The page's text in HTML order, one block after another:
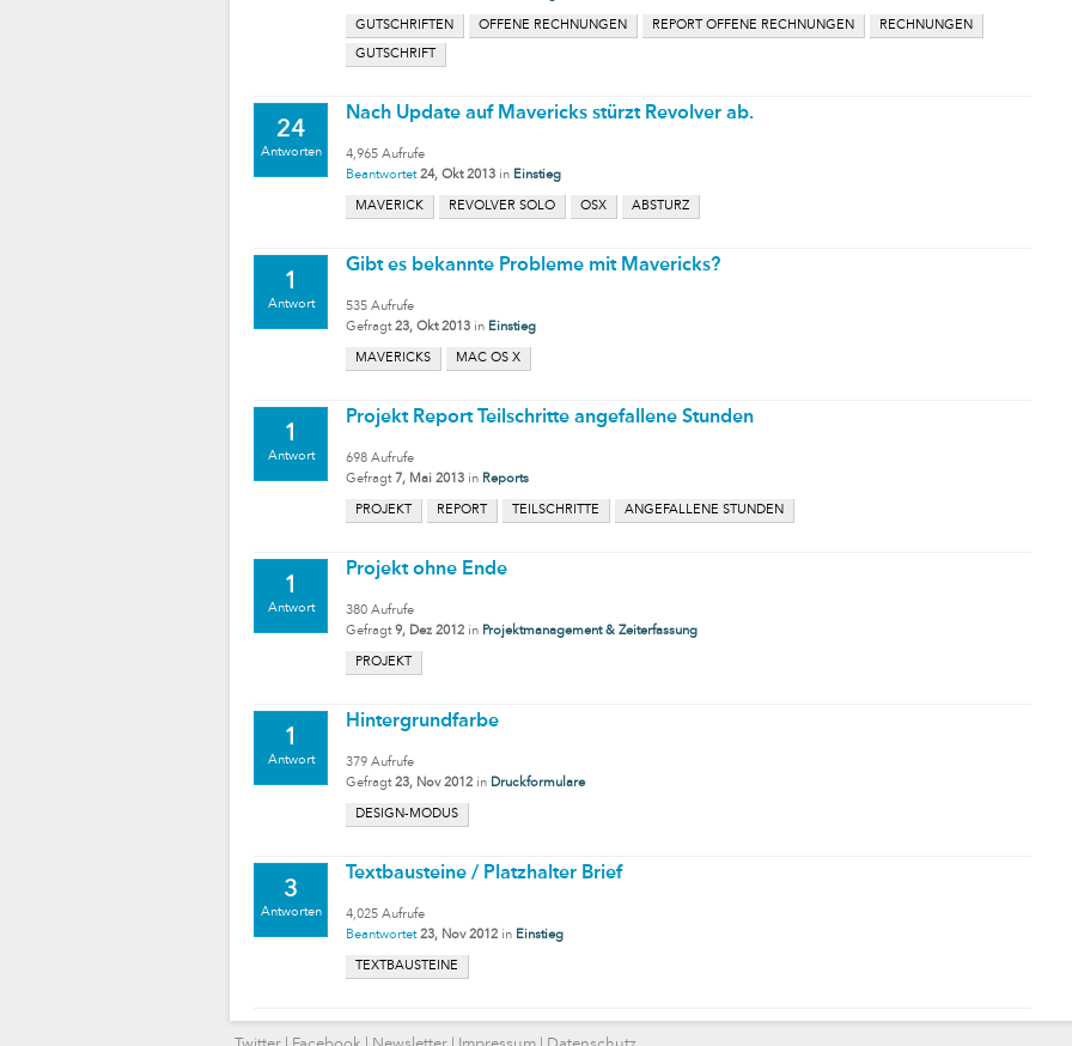
GUTSCHRIFTEN OFFENE RECHNUNGEN REPORT OFFENE RECHNUNGEN RECHNUNGEN
GUTSCHRIFT
24
Antworten
Nach Update auf Mavericks stürzt Revolver ab.
4,965 Aufrufe
Beantwortet 24, Okt 2013 in Einstieg
MAVERICK REVOLVER SOLO OSX ABSTURZ
1
Antwort
Gibt es bekannte Probleme mit Mavericks?
535 Aufrufe
Gefragt 23, Okt 2013 in Einstieg
MAVERICKS MAC OS X
1
Antwort
Projekt Report Teilschritte angefallene Stunden
698 Aufrufe
Gefragt 7, Mai 2013 in Reports
PROJEKT REPORT TEILSCHRITTE ANGEFALLENE STUNDEN
1
Antwort
Projekt ohne Ende
380 Aufrufe
Gefragt 9, Dez 2012 in Projektmanagement & Zeiterfassung
PROJEKT
1
Antwort
Hintergrundfarbe
379 Aufrufe
Gefragt 23, Nov 2012 in Druckformulare
DESIGN-MODUS
3
Antworten
Textbausteine / Platzhalter Brief
4,025 Aufrufe
Beantwortet 23, Nov 2012 in Einstieg
TEXTBAUSTEINE